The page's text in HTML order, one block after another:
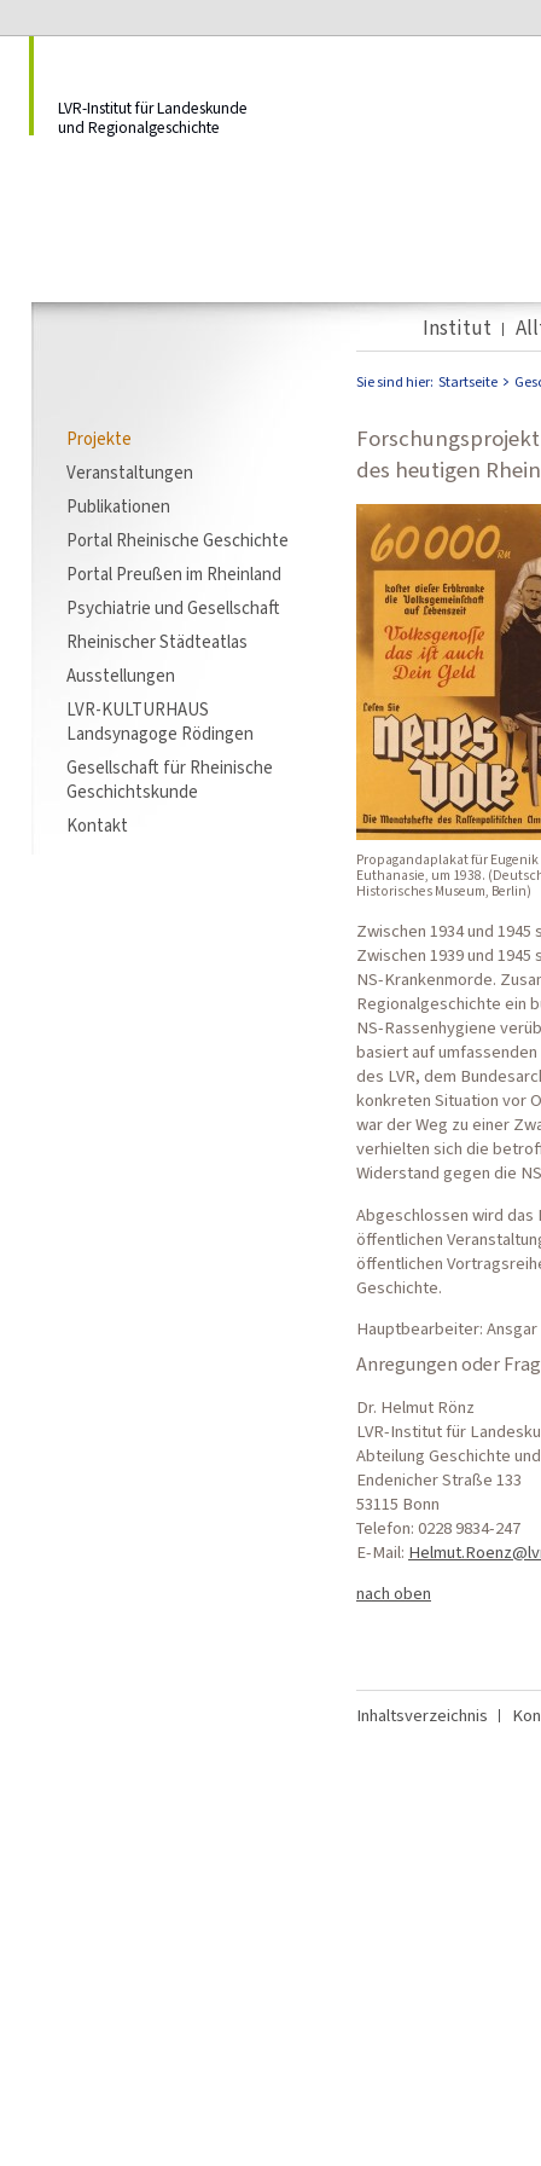
LVR-Institut für Landeskunde
und Regionalgeschichte
Institut
Projekte
Veranstaltungen
Publikationen
Portal Rheinische Geschichte
Portal Preußen im Rheinland
Psychiatrie und Gesellschaft
Rheinischer Städteatlas
Ausstellungen
LVR-KULTURHAUS
Landsynagoge Rödingen
Gesellschaft für Rheinische
Geschichtskunde
Kontakt
Sie sind hier: Startseite
des heutigen
Propagandaplakat für
Euthanasie, um 1938.
Historisches Museum, Berlin)
Zwischen 1934 und
Zwischen 1939 und
NS-Krankenmorde.
Regionalgeschichte ein
NS-Rassenhygiene
basiert auf
des LVR, dem
konkreten Situation vor
war der Weg zu einer
verhielten sich die
Widerstand gegen die
Abgeschlossen wird das
öffentlichen
öffentlichen
Geschichte.
Hauptbearbeiter: Ansgar
Anregungen oder
Dr. Helmut Rönz
LVR-Institut für
Abteilung Geschichte
Endenicher Straße 133
53115 Bonn
Telefon: 0228 9834-247
E-Mail:
nach oben
Inhaltsverzeichnis